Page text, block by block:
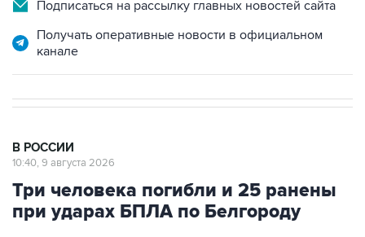
Подписаться на рассылку главных новостей сайта
Получать оперативные новости в официальном
канале
В РОССИИ
10:40, 9 августа 2026
Три человека погибли и 25 ранены
при ударах БПЛА по Белгороду